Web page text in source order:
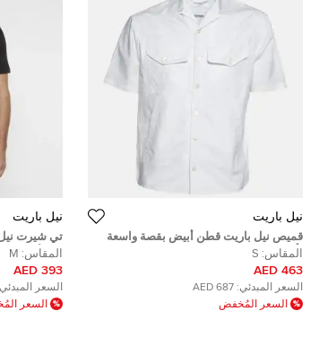
نيل باريت
قميص نيل باريت قطن أبيض بقصة واسعة
بأكمام قصيرة مقاس صغير
المقاس: S
463 AED
السعر المبدئي: 687 AED
السعر المُخفض
نيل باريت
تي شيرت
برق أسود
المقاس: M
393 AED
السعر
السعر